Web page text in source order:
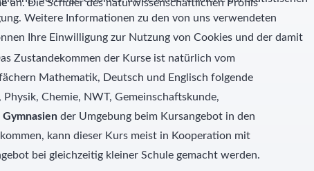
an. Die Schüler des naturwissenschaftlichen Profils
Zustandekommen der Kurse ist natürlich vom
Mathematik, Deutsch und Englisch folgende
Chemie, NWT, Gemeinschaftskunde,
der Umgebung beim Kursangebot in den
kann dieser Kurs meist in Kooperation mit
bei gleichzeitig kleiner Schule gemacht werden.
Weitere Informationen zu den von uns verwendeten
Ihre Einwilligung zur Nutzung von Cookies und der damit